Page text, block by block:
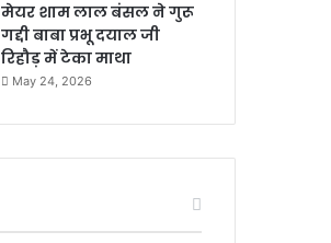
मेयर शाम लाल बंसल ने गुरू
गद्दी बाबा प्रभू दयाल जी
रिहौड़ में टेका माथा
May 24, 2026